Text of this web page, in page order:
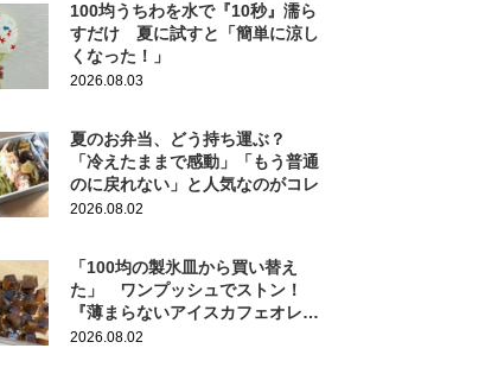
100均うちわを水で『10秒』濡ら
すだけ 夏に試すと「簡単に涼し
くなった！」
2026.08.03
夏のお弁当、どう持ち運ぶ？
「冷えたままで感動」「もう普通
のに戻れない」と人気なのがコレ
2026.08.02
「100均の製氷皿から買い替え
た」 ワンプッシュでストン！
『薄まらないアイスカフェオレ』
作りにも活躍
2026.08.02